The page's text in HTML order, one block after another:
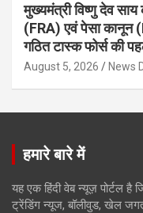
मुख्यमंत्री विष्णु देव
(FRA) एवं पेसा कानून
गठित टास्क फोर्स की
August 5, 2026 News
हमारे बारे में
यह एक हिंदी वेब न्यूज़ पोर्टल है
ट्रेंडिंग न्यूज, बॉलीवुड, खेल